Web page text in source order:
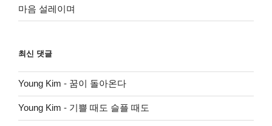
마음 설레이며
최신 댓글
Young Kim - 꿈이 돌아온다
Young Kim - 기쁠 때도 슬플 때도